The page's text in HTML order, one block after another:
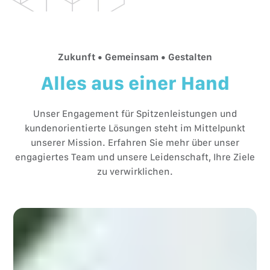
hinaus, wenn Sie es wünschen.
Zukunft • Gemeinsam • Gestalten
Alles aus einer Hand
Unser Engagement für Spitzenleistungen und
kundenorientierte Lösungen steht im Mittelpunkt
unserer Mission. Erfahren Sie mehr über unser
engagiertes Team und unsere Leidenschaft, Ihre Ziele
zu verwirklichen.